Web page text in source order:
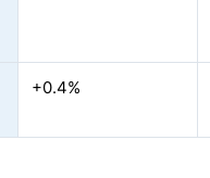
+0.4%